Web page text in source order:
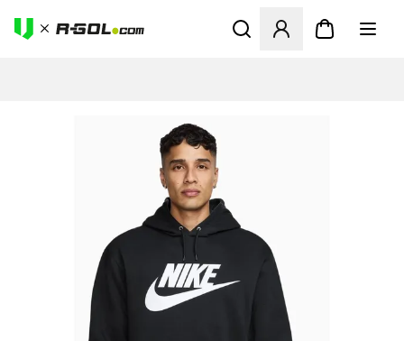
Odpre Modal za prijavo ali